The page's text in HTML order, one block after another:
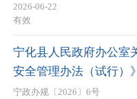
2026-06-22
有效
宁化县人民政府办公室
安全管理办法（试行）
宁政办规〔2026〕6号